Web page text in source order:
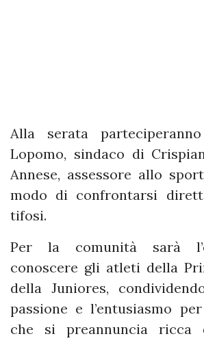
Alla serata
Lopomo, sindaco di
Annese, assessore allo
modo di confrontarsi
tifosi.
Per la comunità sarà
conoscere gli atleti della
della Juniores,
passione e l’entusiasmo
che si preannuncia ricca